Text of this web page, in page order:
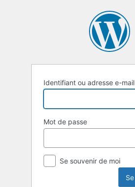
Identifiant ou adresse e-mail
Mot de passe
Se souvenir de moi